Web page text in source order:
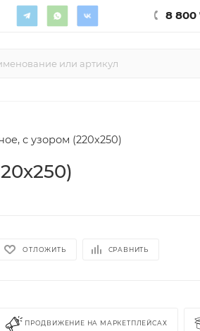
8 800
с узором (220х250)
ОТЛОЖИТЬ СРАВНИТЬ
ПРОДВИЖЕНИЕ НА МАРКЕТПЛЕЙСАХ